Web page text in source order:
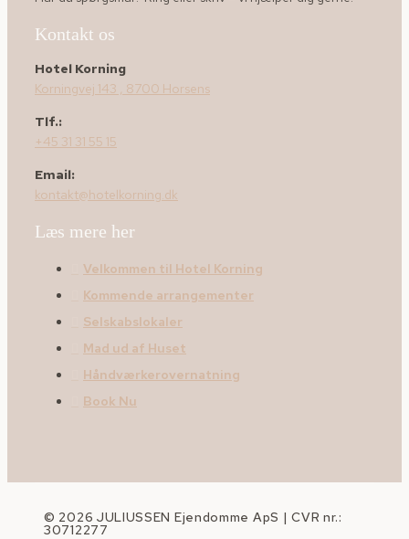
Kontakt os
Hotel Korning
Korningvej 143 , 8700 Horsens
Tlf.:
+45 31 31 55 15
Email:
kontakt@hotelkorning.dk
Læs mere her
Velkommen til Hotel Korning
Kommende arrangementer
Selskabslokaler
Mad ud af Huset
Håndværkerovernatning
Book Nu
© 2026 JULIUSSEN Ejendomme ApS | CVR nr.:
30712277